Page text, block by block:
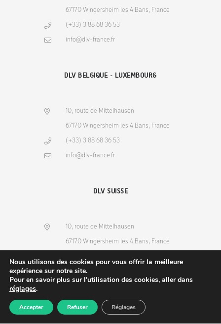
Produits Recherche Commande
67170 Wingersheim les 4 Bans, France
(+33) 3 88 68 36 53
info@dlv-france.fr
DLV BELGIQUE - LUXEMBOURG
10, route de Mittelhausen
67170 Wingersheim les 4 Bans, France
(+33) 3 88 68 36 53
info@dlv-france.fr
DLV SUISSE
10, route de Mittelhausen
67170 Wingersheim les 4 Bans, France
info@dlv-france.fr
Nous utilisons des cookies pour vous offrir la meilleure
expérience sur notre site.
Pour en savoir plus sur l'utilisation des cookies, aller dans
réglages.
Accepter Refuser Réglages